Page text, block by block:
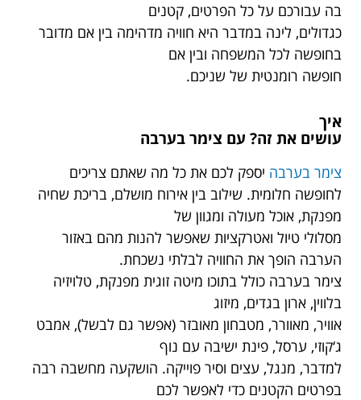
בה עבורכם על כל הפרטים, קטנים
כגדולים, לינה במדבר היא חוויה מדהימה בין אם מדובר
בחופשה לכל המשפחה ובין אם
חופשה רומנטית של שניכם.
איך
עושים את זה? עם צימר בערבה
צימר בערבה יספק לכם את כל מה שאתם צריכים
לחופשה חלומית. שילוב בין אירוח מושלם, בריכת שחיה
מפנקת, אוכל מעולה ומגוון של
מסלולי טיול ואטרקציות שאפשר להנות מהם באזור
הערבה הופך את החוויה לבלתי נשכחת.
צימר בערבה כולל בתוכו מיטה זוגית מפנקת, טלויזיה
בלווין, ארון בגדים, מיזוג
אוויר, מאוורר, מטבחון מאובזר (אפשר גם לבשל), אמבט
ג‘קוזי, ערסל, פינת ישיבה עם נוף
למדבר, מנגל, עצים וסיר פוייקה. הושקעה מחשבה רבה
בפרטים הקטנים כדי לאפשר לכם